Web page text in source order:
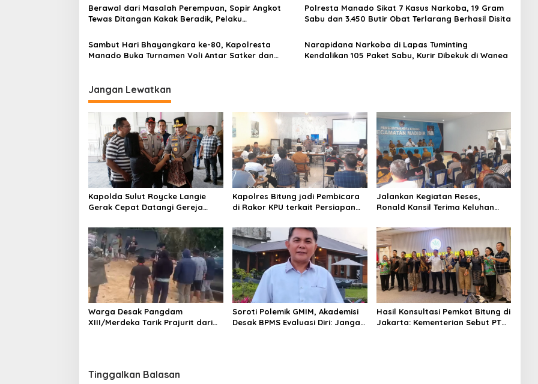
Berawal dari Masalah Perempuan, Sopir Angkot
Tewas Ditangan Kakak Beradik, Pelaku
Polresta Manado Sikat 7 Kasus Narkoba, 19 Gram
Sabu dan 3.450 Butir Obat Terlarang Berhasil Disita
Sambut Hari Bhayangkara ke-80, Kapolresta
Manado Buka Turnamen Voli Antar Satker dan
Narapidana Narkoba di Lapas Tuminting
Kendalikan 105 Paket Sabu, Kurir Dibekuk di Wanea
Jangan Lewatkan
Kapolda Sulut Roycke Langie
Gerak Cepat Datangi Gereja
Bantuan untuk Percepatan
Pemulihan
Kapolres Bitung jadi Pembicara
di Rakor KPU terkait Persiapan
Jalankan Kegiatan Reses,
Ronald Kansil Terima Keluhan
Warga Desak Pangdam
XIII/Merdeka Tarik Prajurit dari
Soroti Polemik GMIM, Akademisi
Desak BPMS Evaluasi Diri: Jangan
Hasil Konsultasi Pemkot Bitung di
Jakarta: Kementerian Sebut PT
Tinggalkan Balasan